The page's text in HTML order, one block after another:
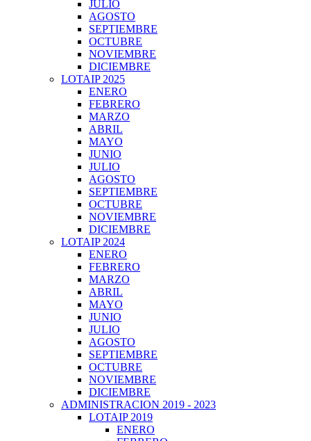
JULIO
AGOSTO
SEPTIEMBRE
OCTUBRE
NOVIEMBRE
DICIEMBRE
LOTAIP 2025
ENERO
FEBRERO
MARZO
ABRIL
MAYO
JUNIO
JULIO
AGOSTO
SEPTIEMBRE
OCTUBRE
NOVIEMBRE
DICIEMBRE
LOTAIP 2024
ENERO
FEBRERO
MARZO
ABRIL
MAYO
JUNIO
JULIO
AGOSTO
SEPTIEMBRE
OCTUBRE
NOVIEMBRE
DICIEMBRE
ADMINISTRACION 2019 - 2023
LOTAIP 2019
ENERO